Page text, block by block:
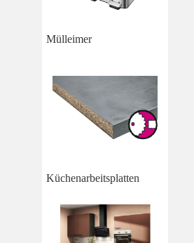
Mülleimer
Küchenarbeitsplatten